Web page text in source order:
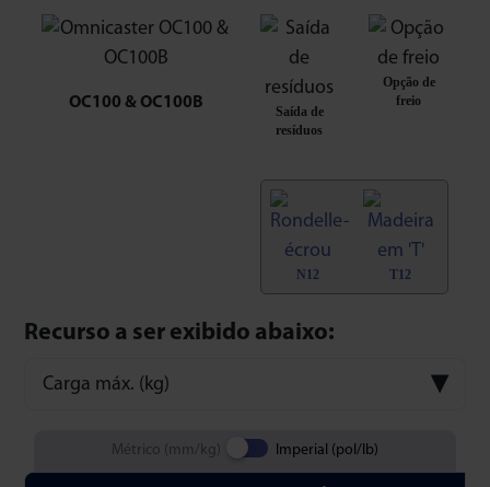
OC100 & OC100B
Saída de
resíduos
Opção de
freio
N12 T12
Recurso a ser exibido abaixo:
Carga máx. (kg)
Métrico (mm/kg) Imperial (pol/lb)